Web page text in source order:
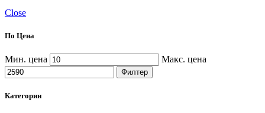
Close
По Цена
Мин. цена Макс. цена
Филтер
Категории